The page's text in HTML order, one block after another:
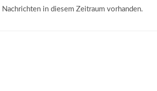
Nachrichten in diesem Zeitraum vorhanden.